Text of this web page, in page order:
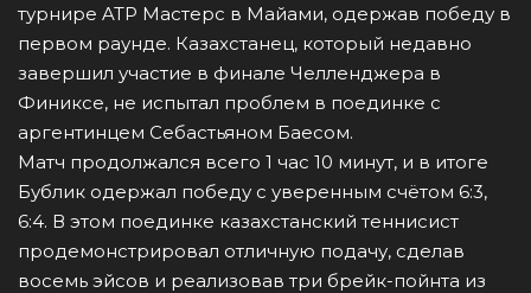
турнире ATP Мастерс в Майами, одержав победу в
первом раунде. Казахстанец, который недавно
завершил участие в финале Челленджера в
Финиксе, не испытал проблем в поединке с
аргентинцем Себастьяном Баесом.
Матч продолжался всего 1 час 10 минут, и в итоге
Бублик одержал победу с уверенным счётом 6:3,
6:4. В этом поединке казахстанский теннисист
продемонстрировал отличную подачу, сделав
восемь эйсов и реализовав три брейк-пойнта из